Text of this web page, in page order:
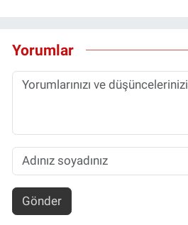
Yorumlar
Gönder